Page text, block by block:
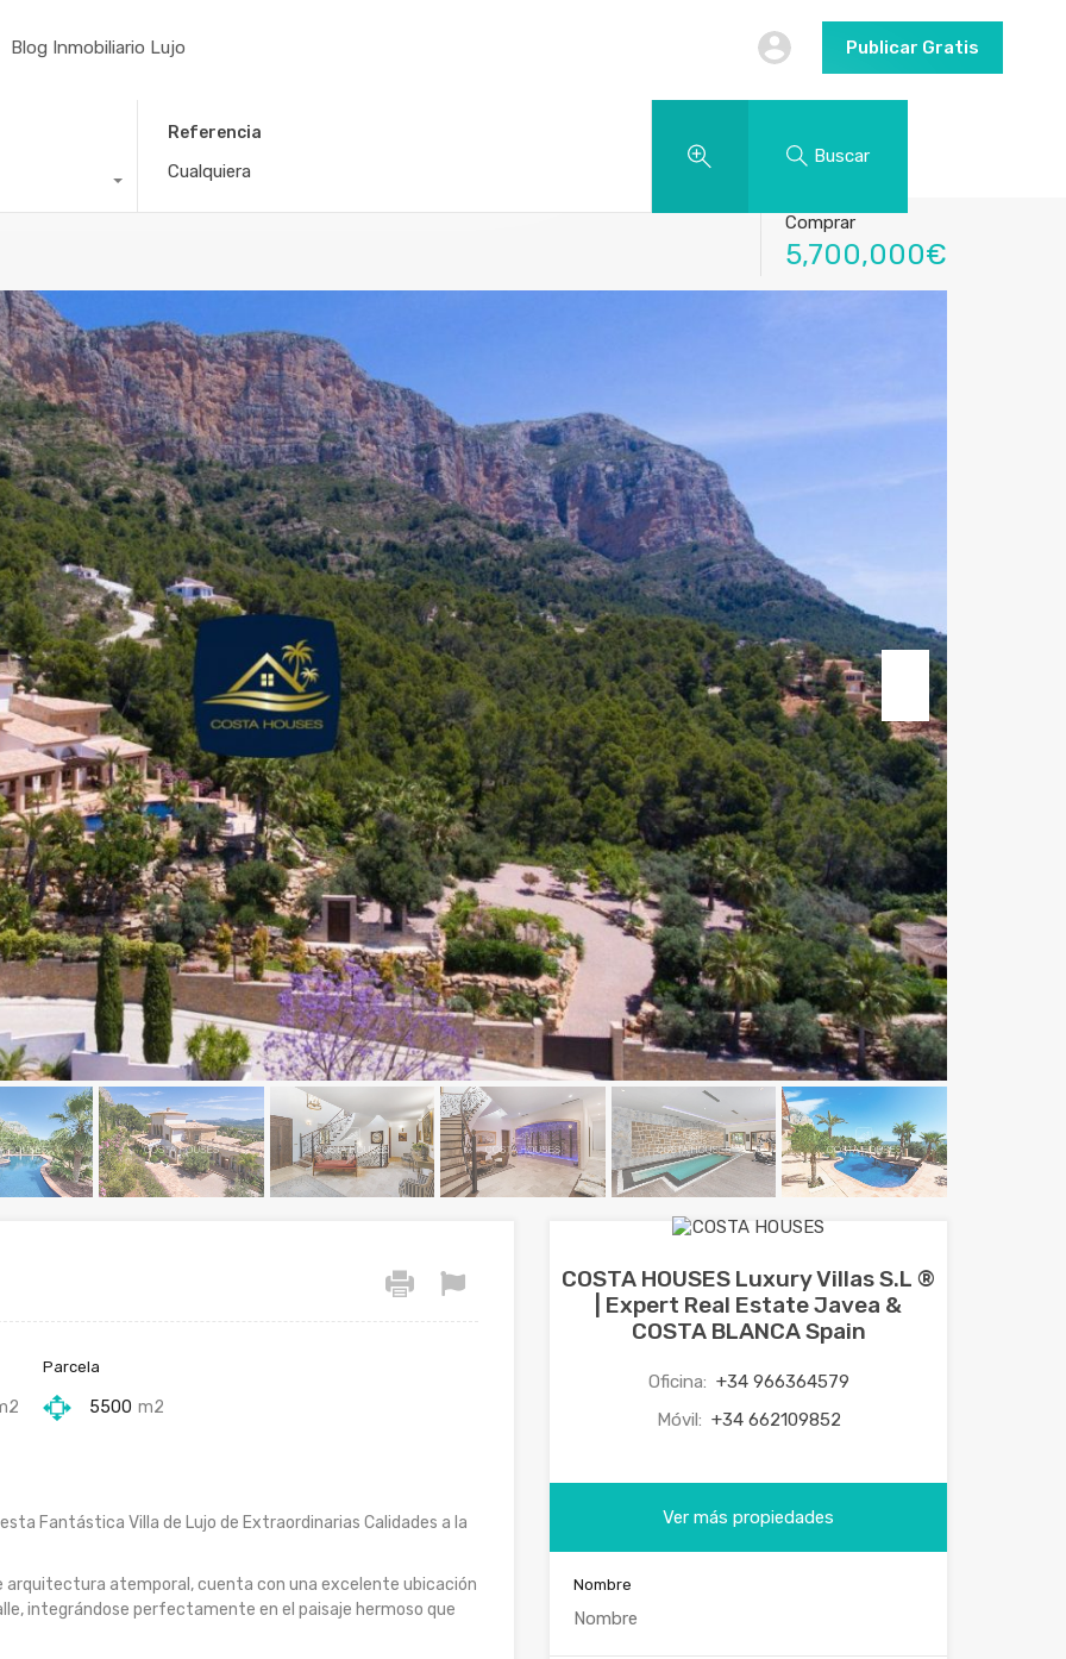
Blog Inmobiliario Lujo Publicar Gratis
Referencia
Buscar
Comprar
5,700,000€
Parcela
5500 m2
Fantástica Villa de Lujo de Extraordinarias Calidades a la
arquitectura atemporal, cuenta con una excelente ubicación
integrándose perfectamente en el paisaje hermoso que
COSTA HOUSES Luxury Villas S.L ®
| Expert Real Estate Javea &
COSTA BLANCA Spain
Oficina: +34 966364579
Móvil: +34 662109852
Ver más propiedades
Nombre